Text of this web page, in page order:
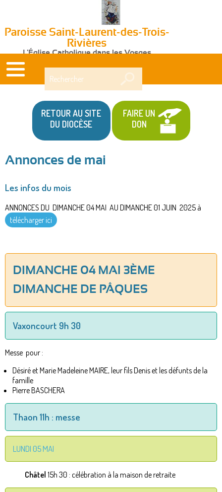
Paroisse Saint-Laurent-des-Trois-
Rivières
L'Église Catholique dans les Vosges
RETOUR AU SITE
DU DIOCÈSE
FAIRE UN
DON
êtes
ici
Annonces de mai
Les infos du mois
ANNONCES DU DIMANCHE 04 MAI AU DIMANCHE 01 JUIN 2025 à
télécharger ici
DIMANCHE 04 MAI 3ÈME
DIMANCHE DE PÂQUES
Vaxoncourt 9h 30
Messe pour :
Désiré et Marie Madeleine MAIRE, leur fils Denis et les défunts de la
famille
Pierre BASCHERA
Thaon 11h : messe
LUNDI 05 MAI
Châtel 15h 30 : célébration à la maison de retraite